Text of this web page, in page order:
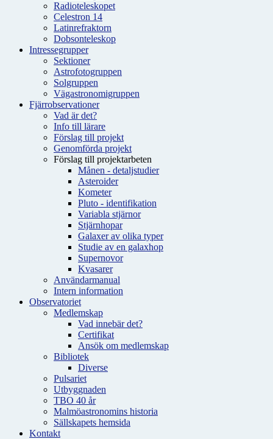
Radioteleskopet
Celestron 14
Latinrefraktorn
Dobsonteleskop
Intressegrupper
Sektioner
Astrofotogruppen
Solgruppen
Vägastronomigruppen
Fjärrobservationer
Vad är det?
Info till lärare
Förslag till projekt
Genomförda projekt
Förslag till projektarbeten
Månen - detaljstudier
Asteroider
Kometer
Pluto - identifikation
Variabla stjärnor
Stjärnhopar
Galaxer av olika typer
Studie av en galaxhop
Supernovor
Kvasarer
Användarmanual
Intern information
Observatoriet
Medlemskap
Vad innebär det?
Certifikat
Ansök om medlemskap
Bibliotek
Diverse
Pulsariet
Utbyggnaden
TBO 40 år
Malmöastronomins historia
Sällskapets hemsida
Kontakt